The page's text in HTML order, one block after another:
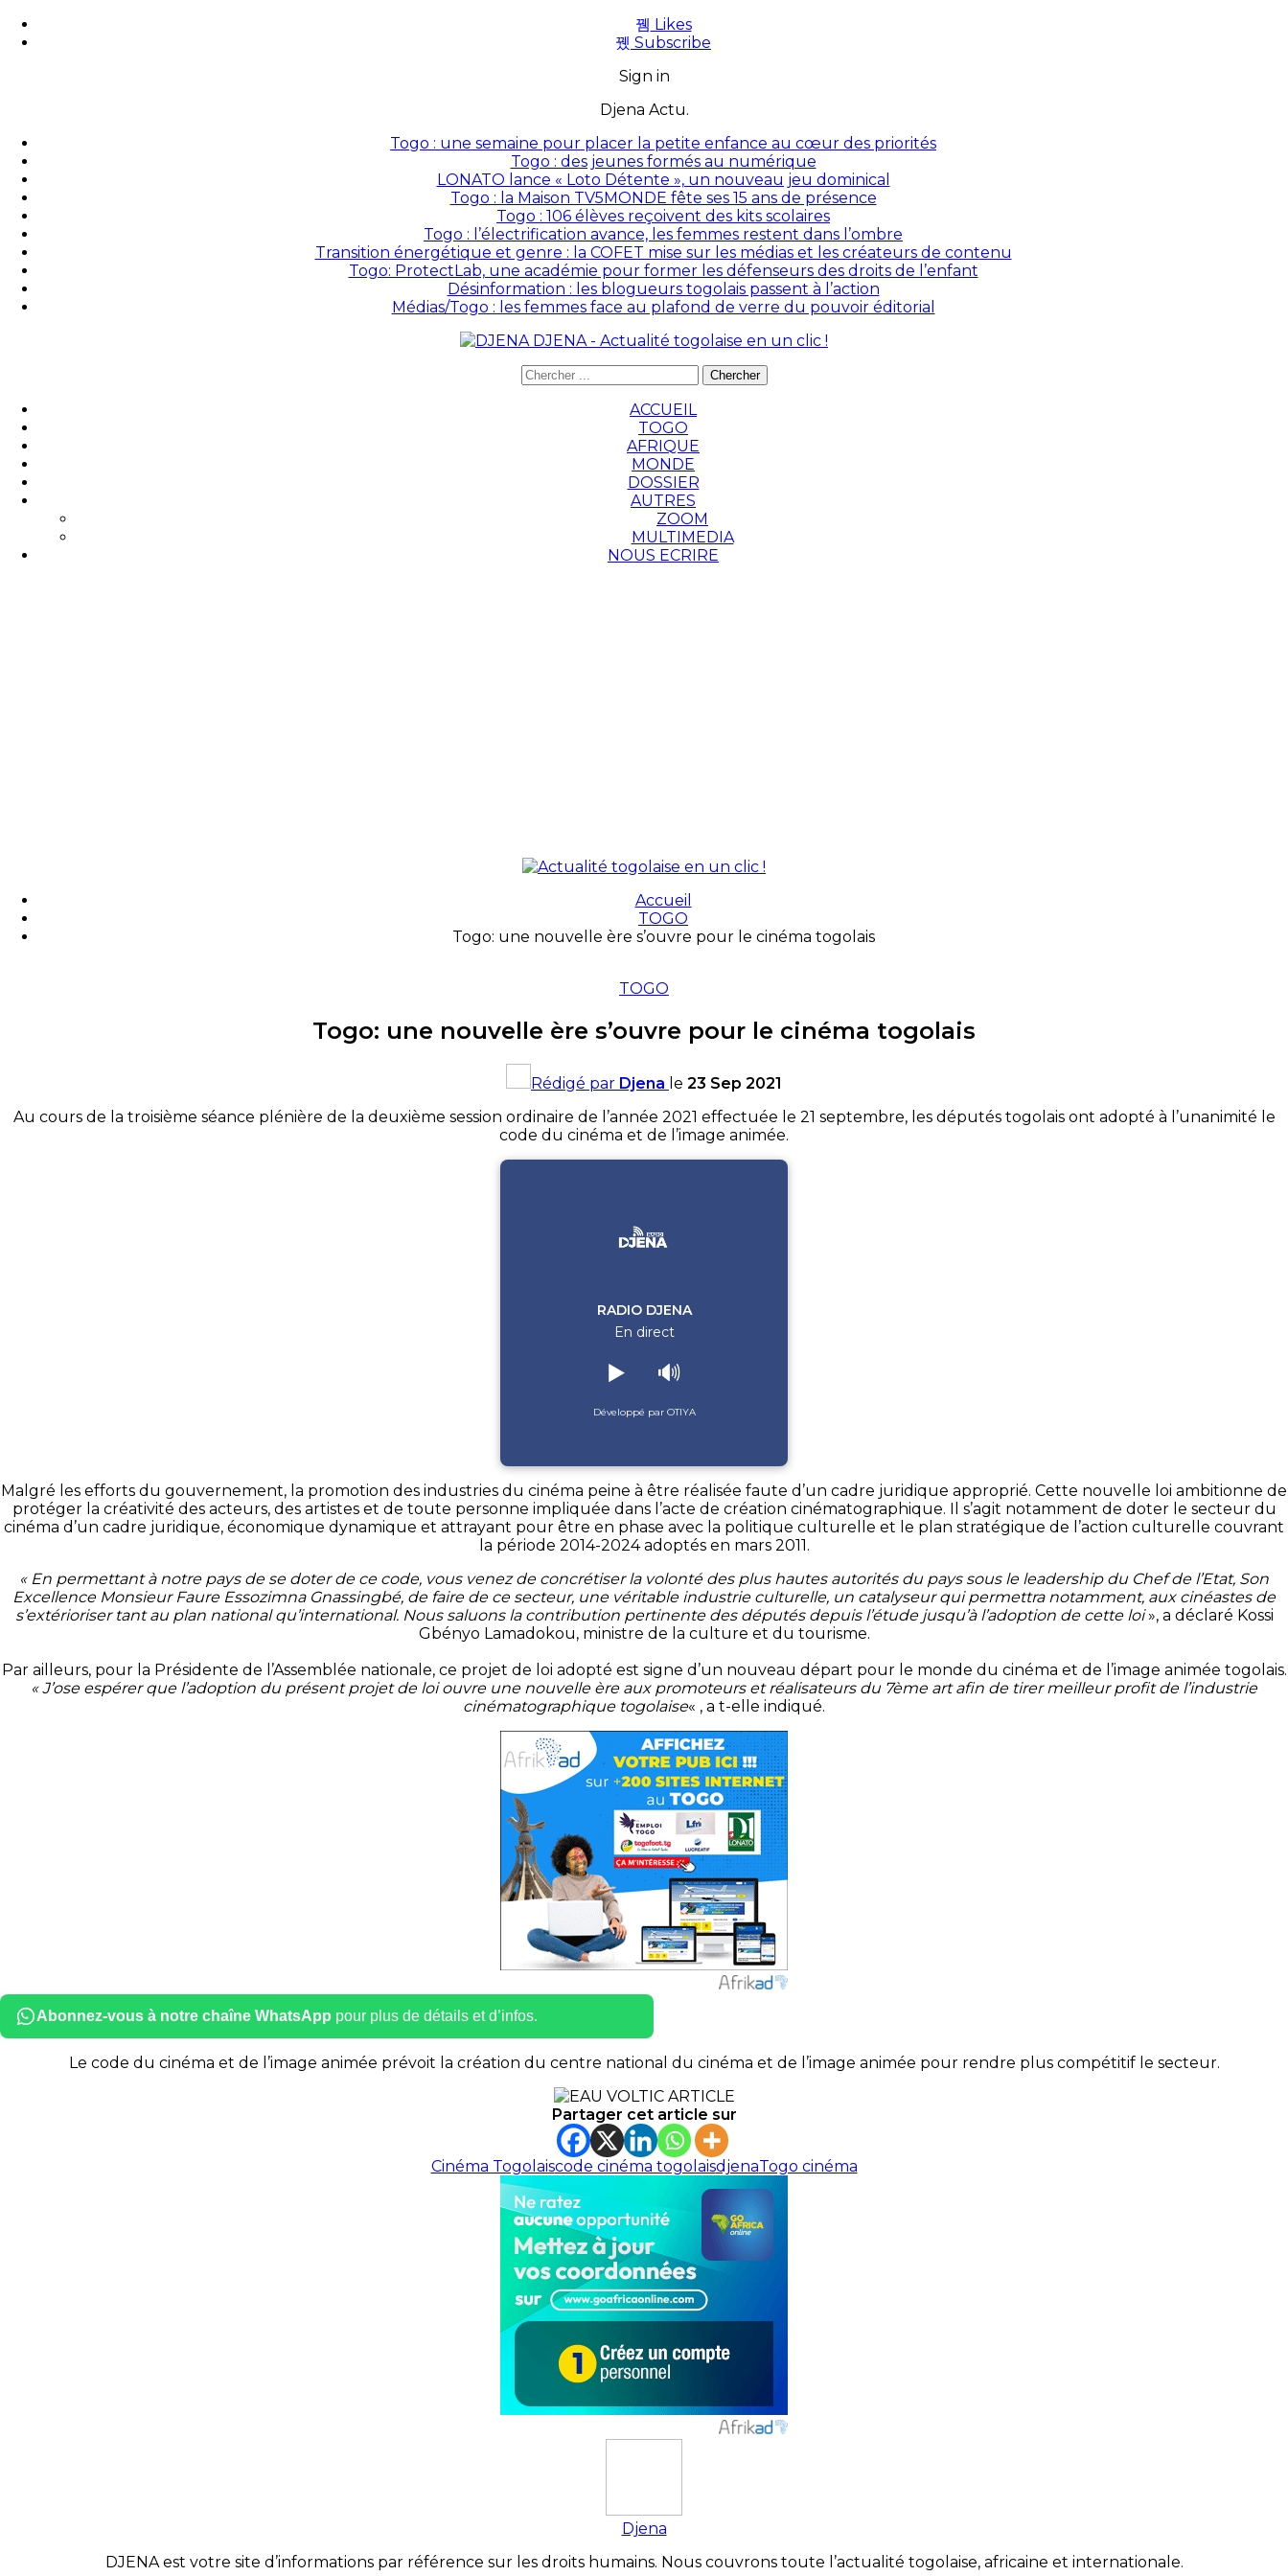
Likes
Subscribe
Sign in
Djena Actu.
Togo : une semaine pour placer la petite enfance au cœur des priorités
Togo : des jeunes formés au numérique
LONATO lance « Loto Détente », un nouveau jeu dominical
Togo : la Maison TV5MONDE fête ses 15 ans de présence
Togo : 106 élèves reçoivent des kits scolaires
Togo : l’électrification avance, les femmes restent dans l’ombre
Transition énergétique et genre : la COFET mise sur les médias et les créateurs de contenu
Togo: ProtectLab, une académie pour former les défenseurs des droits de l’enfant
Désinformation : les blogueurs togolais passent à l’action
Médias/Togo : les femmes face au plafond de verre du pouvoir éditorial
DJENA - Actualité togolaise en un clic !
ACCUEIL
TOGO
AFRIQUE
MONDE
DOSSIER
AUTRES
ZOOM
MULTIMEDIA
NOUS ECRIRE
Accueil
TOGO
Togo: une nouvelle ère s’ouvre pour le cinéma togolais
TOGO
Togo: une nouvelle ère s’ouvre pour le cinéma togolais
Rédigé par Djena le 23 Sep 2021
Au cours de la troisième séance plénière de la deuxième session ordinaire de l’année 2021 effectuée le 21 septembre, les députés togolais ont adopté à l’unanimité le
code du cinéma et de l’image animée.
RADIO DJENA
En direct
▶️ 🔊
Développé par OTIYA
Malgré les efforts du gouvernement, la promotion des industries du cinéma peine à être réalisée faute d’un cadre juridique approprié. Cette nouvelle loi ambitionne de
protéger la créativité des acteurs, des artistes et de toute personne impliquée dans l’acte de création cinématographique. Il s’agit notamment de doter le secteur du
cinéma d’un cadre juridique, économique dynamique et attrayant pour être en phase avec la politique culturelle et le plan stratégique de l’action culturelle couvrant
la période 2014-2024 adoptés en mars 2011.
« En permettant à notre pays de se doter de ce code, vous venez de concrétiser la volonté des plus hautes autorités du pays sous le leadership du Chef de l’Etat, Son
Excellence Monsieur Faure Essozimna Gnassingbé, de faire de ce secteur, une véritable industrie culturelle, un catalyseur qui permettra notamment, aux cinéastes de
s’extérioriser tant au plan national qu’international. Nous saluons la contribution pertinente des députés depuis l’étude jusqu’à l’adoption de cette loi», a déclaré Kossi
Gbényo Lamadokou, ministre de la culture et du tourisme.
Par ailleurs, pour la Présidente de l’Assemblée nationale, ce projet de loi adopté est signe d’un nouveau départ pour le monde du cinéma et de l’image animée togolais.
« J’ose espérer que l’adoption du présent projet de loi ouvre une nouvelle ère aux promoteurs et réalisateurs du 7ème art afin de tirer meilleur profit de l’industrie
cinématographique togolaise« , a t-elle indiqué.
Abonnez-vous à notre chaîne WhatsApp pour plus de détails et d’infos.
Le code du cinéma et de l’image animée prévoit la création du centre national du cinéma et de l’image animée pour rendre plus compétitif le secteur.
Partager cet article sur
Cinéma Togolaiscode cinéma togolaisdjenaTogo cinéma
Djena
DJENA est votre site d’informations par référence sur les droits humains. Nous couvrons toute l’actualité togolaise, africaine et internationale.